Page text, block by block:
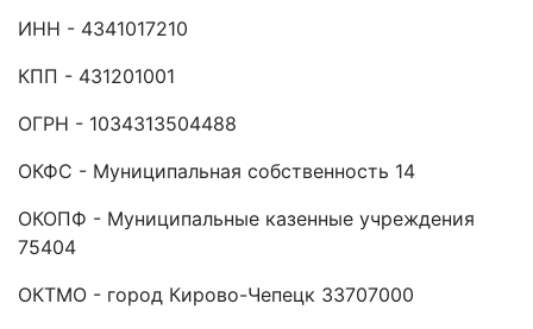
ИНН - 4341017210
КПП - 431201001
ОГРН - 1034313504488
ОКФС - Муниципальная собственность 14
ОКОПФ - Муниципальные казенные учреждения
75404
ОКТМО - город Кирово-Чепецк 33707000